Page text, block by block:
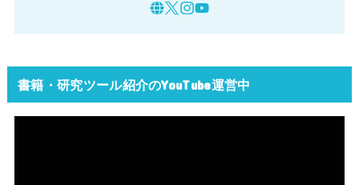
書籍・研究ツール紹介のYouTube運営中